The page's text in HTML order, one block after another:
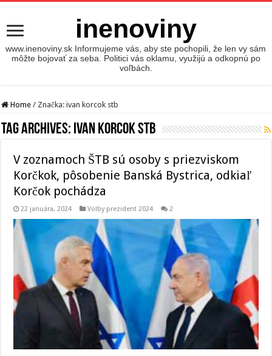
inenoviny
www.inenoviny.sk Informujeme vás, aby ste pochopili, že len vy sám
môžte bojovať za seba. Politici vás oklamu, využijú a odkopnú po
voľbách.
Home / Značka:ivan korcok stb
Tag Archives: ivan korcok stb
V zoznamoch ŠTB sú osoby s priezviskom
Korčkok, pôsobenie Banská Bystrica, odkiaľ
Korčok pochádza
22 januára, 2024 Volby prezident 2024 2